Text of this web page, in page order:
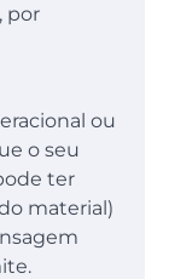
por
ou
o seu
ter
material)